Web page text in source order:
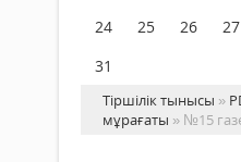
24
25 26 27
31
Тіршілік тынысы »
мұрағаты » №15